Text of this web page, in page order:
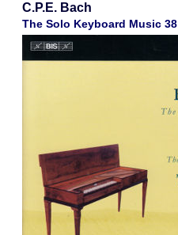
C.P.E. Bach
The Solo Keyboard Music 38